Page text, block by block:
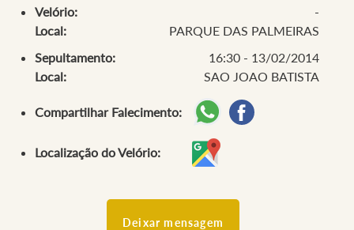
Velório:
-
Local:
PARQUE DAS PALMEIRAS
Sepultamento:
16:30 - 13/02/2014
Local:
SAO JOAO BATISTA
Compartilhar Falecimento:
Localização do Velório:
Deixar mensagem